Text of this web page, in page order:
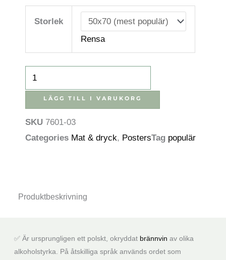
Storlek
Rensa
mängd
LÄGG TILL I VARUKORG
SKU 7601-03
Categories Mat & dryck, PostersTag populär
Produktbeskrivning
✅ Är ursprungligen ett polskt, okryddat brännvin av olika
alkoholstyrka. På åtskilliga språk används ordet som